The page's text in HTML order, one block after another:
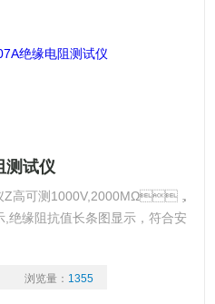
测试仪
Z高可测1000V,2000MΩ，
缘阻抗值长条图显示，符合安
浏览量： 1355